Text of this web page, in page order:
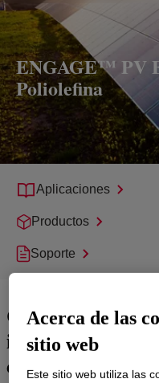
ENGAGE™ PV
Poliolefina
Aplicaciones
Productos
Soporte
Crear paneles
innovadores
energía
Acerca de las
sitio web
Este sitio web utiliza las